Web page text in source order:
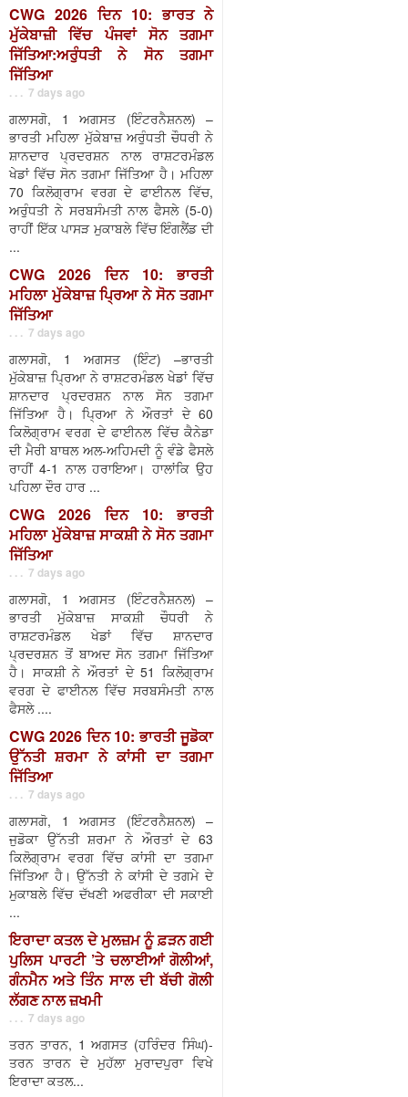
CWG 2026 ਦਿਨ 10: ਭਾਰਤ ਨੇ
ਮੁੱਕੇਬਾਜ਼ੀ ਵਿੱਚ ਪੰਜਵਾਂ ਸੋਨ ਤਗਮਾ
ਜਿੱਤਿਆ:ਅਰੁੰਧਤੀ ਨੇ ਸੋਨ ਤਗਮਾ
ਜਿੱਤਿਆ
. . . 7 days ago
ਗਲਾਸਗੋ, 1 ਅਗਸਤ (ਇੰਟਰਨੈਸ਼ਨਲ) –
ਭਾਰਤੀ ਮਹਿਲਾ ਮੁੱਕੇਬਾਜ਼ ਅਰੁੰਧਤੀ ਚੌਧਰੀ ਨੇ
ਸ਼ਾਨਦਾਰ ਪ੍ਰਦਰਸ਼ਨ ਨਾਲ ਰਾਸ਼ਟਰਮੰਡਲ
ਖੇਡਾਂ ਵਿੱਚ ਸੋਨ ਤਗਮਾ ਜਿੱਤਿਆ ਹੈ। ਮਹਿਲਾ
70 ਕਿਲੋਗ੍ਰਾਮ ਵਰਗ ਦੇ ਫਾਈਨਲ ਵਿੱਚ,
ਅਰੁੰਧਤੀ ਨੇ ਸਰਬਸੰਮਤੀ ਨਾਲ ਫੈਸਲੇ (5-0)
ਰਾਹੀਂ ਇੱਕ ਪਾਸੜ ਮੁਕਾਬਲੇ ਵਿੱਚ ਇੰਗਲੈਂਡ ਦੀ
...
CWG 2026 ਦਿਨ 10: ਭਾਰਤੀ
ਮਹਿਲਾ ਮੁੱਕੇਬਾਜ਼ ਪ੍ਰਿਆ ਨੇ ਸੋਨ ਤਗਮਾ
ਜਿੱਤਿਆ
. . . 7 days ago
ਗਲਾਸਗੋ, 1 ਅਗਸਤ (ਇੰਟ) –ਭਾਰਤੀ
ਮੁੱਕੇਬਾਜ਼ ਪ੍ਰਿਆ ਨੇ ਰਾਸ਼ਟਰਮੰਡਲ ਖੇਡਾਂ ਵਿੱਚ
ਸ਼ਾਨਦਾਰ ਪ੍ਰਦਰਸ਼ਨ ਨਾਲ ਸੋਨ ਤਗਮਾ
ਜਿੱਤਿਆ ਹੈ। ਪ੍ਰਿਆ ਨੇ ਔਰਤਾਂ ਦੇ 60
ਕਿਲੋਗ੍ਰਾਮ ਵਰਗ ਦੇ ਫਾਈਨਲ ਵਿੱਚ ਕੈਨੇਡਾ
ਦੀ ਮੈਰੀ ਬਾਥਲ ਅਲ-ਅਹਿਮਦੀ ਨੂੰ ਵੰਡੇ ਫੈਸਲੇ
ਰਾਹੀਂ 4-1 ਨਾਲ ਹਰਾਇਆ। ਹਾਲਾਂਕਿ ਉਹ
ਪਹਿਲਾ ਦੌਰ ਹਾਰ ...
CWG 2026 ਦਿਨ 10: ਭਾਰਤੀ
ਮਹਿਲਾ ਮੁੱਕੇਬਾਜ਼ ਸਾਕਸ਼ੀ ਨੇ ਸੋਨ ਤਗਮਾ
ਜਿੱਤਿਆ
. . . 7 days ago
ਗਲਾਸਗੋ, 1 ਅਗਸਤ (ਇੰਟਰਨੈਸ਼ਨਲ) –
ਭਾਰਤੀ ਮੁੱਕੇਬਾਜ਼ ਸਾਕਸ਼ੀ ਚੌਧਰੀ ਨੇ
ਰਾਸ਼ਟਰਮੰਡਲ ਖੇਡਾਂ ਵਿੱਚ ਸ਼ਾਨਦਾਰ
ਪ੍ਰਦਰਸ਼ਨ ਤੋਂ ਬਾਅਦ ਸੋਨ ਤਗਮਾ ਜਿੱਤਿਆ
ਹੈ। ਸਾਕਸ਼ੀ ਨੇ ਔਰਤਾਂ ਦੇ 51 ਕਿਲੋਗ੍ਰਾਮ
ਵਰਗ ਦੇ ਫਾਈਨਲ ਵਿੱਚ ਸਰਬਸੰਮਤੀ ਨਾਲ
ਫੈਸਲੇ ....
CWG 2026 ਦਿਨ 10: ਭਾਰਤੀ ਜੂਡੋਕਾ
ਉੱਨਤੀ ਸ਼ਰਮਾ ਨੇ ਕਾਂਸੀ ਦਾ ਤਗਮਾ
ਜਿੱਤਿਆ
. . . 7 days ago
ਗਲਾਸਗੋ, 1 ਅਗਸਤ (ਇੰਟਰਨੈਸ਼ਨਲ) –
ਜੁਡੋਕਾ ਉੱਨਤੀ ਸ਼ਰਮਾ ਨੇ ਔਰਤਾਂ ਦੇ 63
ਕਿਲੋਗ੍ਰਾਮ ਵਰਗ ਵਿੱਚ ਕਾਂਸੀ ਦਾ ਤਗਮਾ
ਜਿੱਤਿਆ ਹੈ। ਉੱਨਤੀ ਨੇ ਕਾਂਸੀ ਦੇ ਤਗਮੇ ਦੇ
ਮੁਕਾਬਲੇ ਵਿੱਚ ਦੱਖਣੀ ਅਫਰੀਕਾ ਦੀ ਸਕਾਈ
...
ਇਰਾਦਾ ਕਤਲ ਦੇ ਮੁਲਜ਼ਮ ਨੂੰ ਫ਼ੜਨ ਗਈ
ਪੁਲਿਸ ਪਾਰਟੀ ’ਤੇ ਚਲਾਈਆਂ ਗੋਲੀਆਂ,
ਗੰਨਮੈਨ ਅਤੇ ਤਿੰਨ ਸਾਲ ਦੀ ਬੱਚੀ ਗੋਲੀ
ਲੱਗਣ ਨਾਲ ਜ਼ਖਮੀ
. . . 7 days ago
ਤਰਨ ਤਾਰਨ, 1 ਅਗਸਤ (ਹਰਿੰਦਰ ਸਿੰਘ)-
ਤਰਨ ਤਾਰਨ ਦੇ ਮੁਹੱਲਾ ਮੁਰਾਦਪੁਰਾ ਵਿਖੇ
ਇਰਾਦਾ ਕਤਲ...